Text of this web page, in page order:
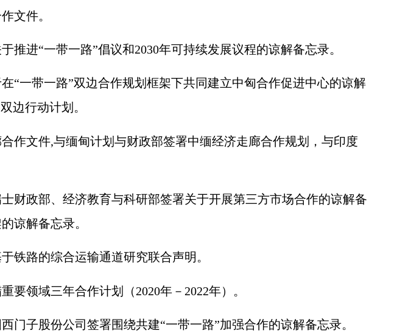
文件。
推进“一带一路”倡议和2030年可持续发展议程的谅解备忘录。
带一路”双边合作规划框架下共同建立中匈合作促进中心的谅解
边行动计划。
作文件,与缅甸计划与财政部签署中缅经济走廊合作规划，与印度
政部、经济教育与科研部签署关于开展第三方市场合作的谅解备
谅解备忘录。
路的综合运输通道研究联合声明。
要领域三年合作计划（2020年－ 2022年）。
子股份公司签署围绕共建“一带一路”加强合作的谅解备忘录。